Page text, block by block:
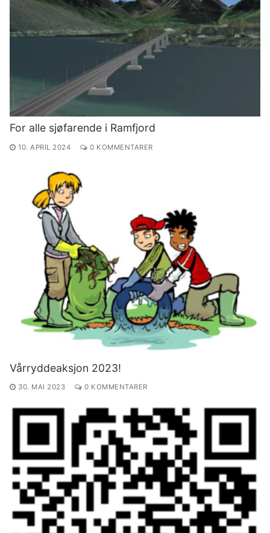
For alle sjøfarende i Ramfjord
10. APRIL 2024 0 KOMMENTARER
Vårryddeaksjon 2023!
30. MAI 2023 0 KOMMENTARER